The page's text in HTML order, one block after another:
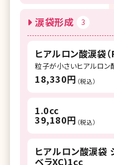
涙袋形成 3
ヒアルロン酸涙袋
粒子が小さいヒアルロン
18,330円 （税込）
1.0cc
39,180円 （税込）
ヒアルロン酸涙袋
ベラXC)1cc